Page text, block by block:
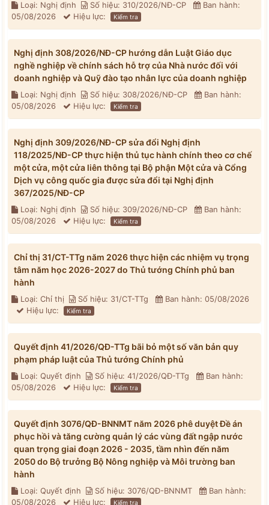
Loại: Nghị định Số hiệu: 310/2026/NĐ-CP
Ban hành:
05/08/2026
Hiệu lực: Kiểm tra
Nghị định 308/2026/NĐ-CP hướng dẫn Luật Giáo dục
nghề nghiệp về chính sách hỗ trợ của Nhà nước đối với
doanh nghiệp và Quỹ đào tạo nhân lực của doanh nghiệp
Loại: Nghị định Số hiệu: 308/2026/NĐ-CP
Ban hành:
05/08/2026
Hiệu lực: Kiểm tra
Nghị định 309/2026/NĐ-CP sửa đổi Nghị định
118/2025/NĐ-CP thực hiện thủ tục hành chính theo cơ chế
một cửa, một cửa liên thông tại Bộ phận Một cửa và Cổng
Dịch vụ công quốc gia được sửa đổi tại Nghị định
367/2025/NĐ-CP
Loại: Nghị định Số hiệu: 309/2026/NĐ-CP
Ban hành:
05/08/2026
Hiệu lực: Kiểm tra
Chỉ thị 31/CT-TTg năm 2026 thực hiện các nhiệm vụ trọng
tâm năm học 2026-2027 do Thủ tướng Chính phủ ban
hành
Loại: Chỉ thị Số hiệu: 31/CT-TTg
Ban hành: 05/08/2026
Hiệu lực:
Kiểm tra
Quyết định 41/2026/QĐ-TTg bãi bỏ một số văn bản quy
phạm pháp luật của Thủ tướng Chính phủ
Loại: Quyết định Số hiệu: 41/2026/QĐ-TTg
Ban hành:
05/08/2026
Hiệu lực: Kiểm tra
Quyết định 3076/QĐ-BNNMT năm 2026 phê duyệt Đề án
phục hồi và tăng cường quản lý các vùng đất ngập nước
quan trọng giai đoạn 2026 - 2035, tầm nhìn đến năm
2050 do Bộ trưởng Bộ Nông nghiệp và Môi trường ban
hành
Loại: Quyết định Số hiệu: 3076/QĐ-BNNMT
Ban hành:
05/08/2026
Hiệu lực: Kiểm tra